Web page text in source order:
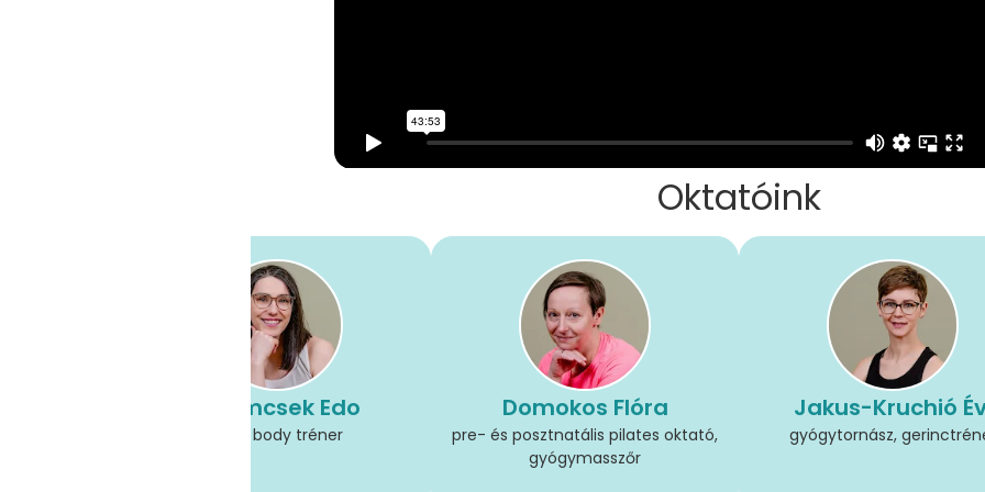
Oktatóink
Adamcsek Edo
total body tréner
Domokos Flóra
pre- és posztnatális pilates oktató,
gyógymasszőr
Jakus-Kruchió
gyógytornász,